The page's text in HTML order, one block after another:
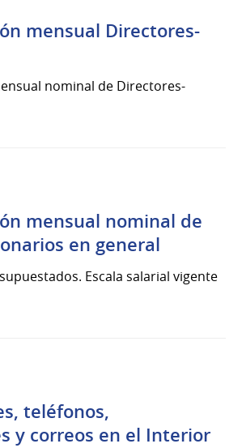
mensual Directores-
nominal de Directores-
mensual nominal de
en general
Escala salarial vigente
teléfonos,
y correos en el Interior